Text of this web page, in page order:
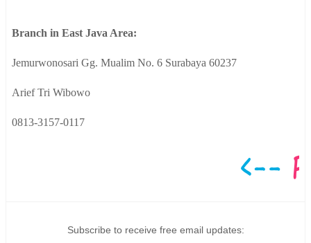
Branch in East Java Area:
Jemurwonosari Gg. Mualim No. 6 Surabaya 60237
Arief Tri Wibowo
0813-3157-0117
Subscribe to receive free email updates: